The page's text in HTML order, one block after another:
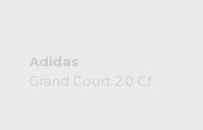
Adidas
Grand Court 2.0 Cf